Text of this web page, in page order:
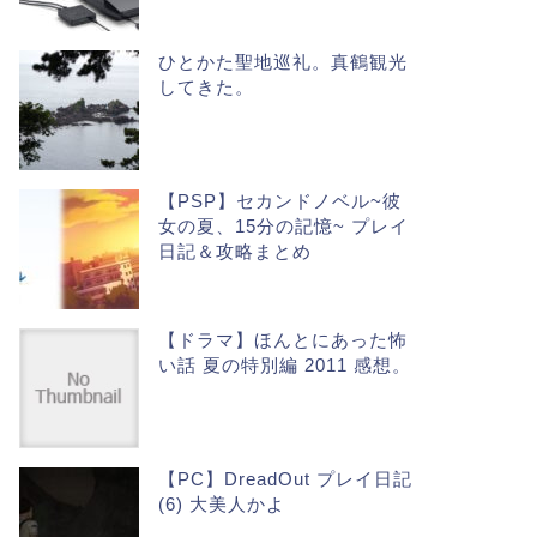
ひとかた聖地巡礼。真鶴観光
してきた。
【PSP】セカンドノベル~彼
女の夏、15分の記憶~ プレイ
日記＆攻略まとめ
【ドラマ】ほんとにあった怖
い話 夏の特別編 2011 感想。
【PC】DreadOut プレイ日記
(6) 大美人かよ